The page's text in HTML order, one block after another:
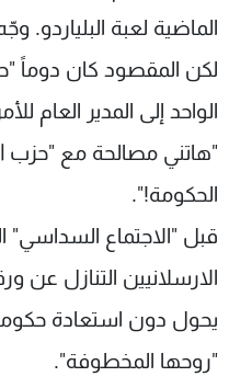
الماضية لعبة البلياردو.
لكن المقصود كان دوماً
الواحد إلى المدير العام
"هاتني مصالحة مع "حزب
الحكومة!".
قبل "الاجتماع
الارسلانيين التنازل عن
يحول دون استعادة
"روحها المخطوفة".